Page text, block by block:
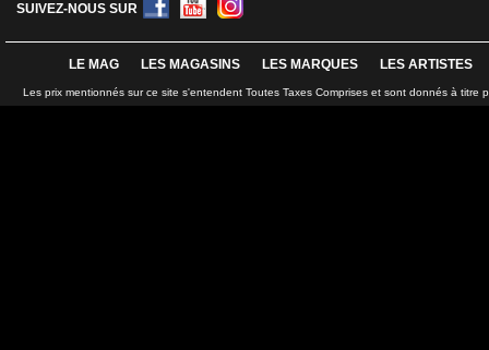
SUIVEZ-NOUS SUR
LE MAG LES MAGASINS LES MARQUES LES ARTISTES
Les prix mentionnés sur ce site s'entendent Toutes Taxes Comprises et sont donnés à